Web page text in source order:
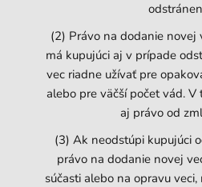
(2) Právo na dodanie novej
má kupujúci aj v prípade
vec riadne užívať pre
alebo pre väčší počet vád.
aj právo od
(3) Ak neodstúpi kupujúci
právo na dodanie novej
súčasti alebo na opravu